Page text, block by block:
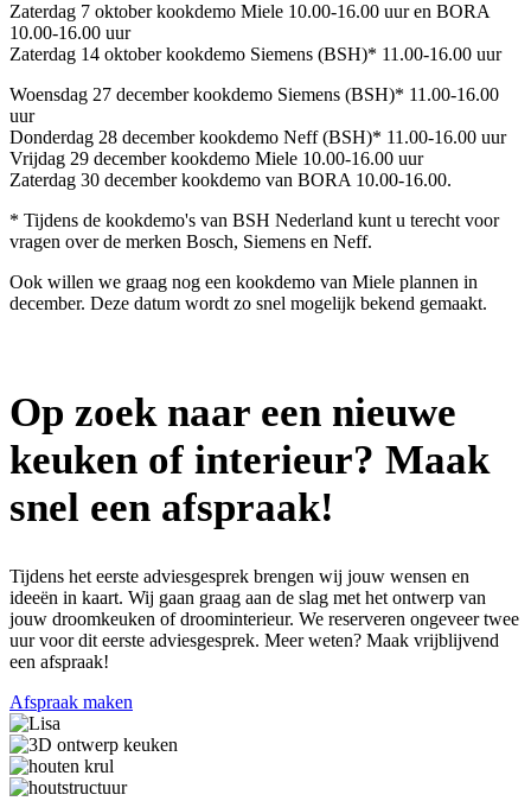
Zaterdag 7 oktober kookdemo Miele 10.00-16.00 uur en BORA
10.00-16.00 uur
Zaterdag 14 oktober kookdemo Siemens (BSH)* 11.00-16.00 uur
Woensdag 27 december kookdemo Siemens (BSH)* 11.00-16.00
uur
Donderdag 28 december kookdemo Neff (BSH)* 11.00-16.00 uur
Vrijdag 29 december kookdemo Miele 10.00-16.00 uur
Zaterdag 30 december kookdemo van BORA 10.00-16.00.
* Tijdens de kookdemo's van BSH Nederland kunt u terecht voor
vragen over de merken Bosch, Siemens en Neff.
Ook willen we graag nog een kookdemo van Miele plannen in
december. Deze datum wordt zo snel mogelijk bekend gemaakt.
Op zoek naar een nieuwe
keuken of interieur? Maak
snel een afspraak!
Tijdens het eerste adviesgesprek brengen wij jouw wensen en
ideeën in kaart. Wij gaan graag aan de slag met het ontwerp van
jouw droomkeuken of droominterieur. We reserveren ongeveer twee
uur voor dit eerste adviesgesprek. Meer weten? Maak vrijblijvend
een afspraak!
Afspraak maken